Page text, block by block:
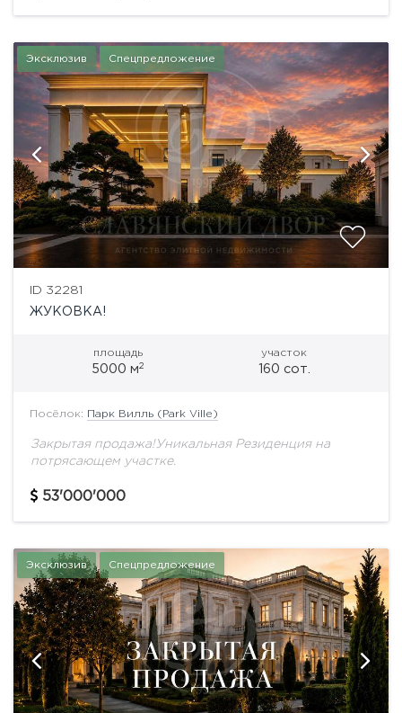
Эксклюзив Спецпредложение
ID 32281
ЖУКОВКА!
площадь
5000 м2
участок
160 сот.
Посёлок: Парк Вилль (Park Ville)
Закрытая продажа!Уникальная Резиденция на
потрясающем участке.
53'000'000
Эксклюзив Спецпредложение